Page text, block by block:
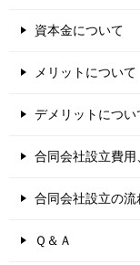
資本金について
メリットについて
デメリットについ
合同会社設立費用
合同会社設立の流
Ｑ＆Ａ